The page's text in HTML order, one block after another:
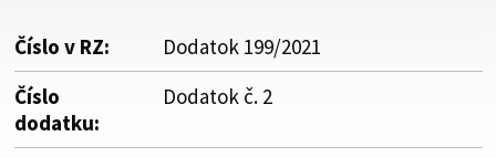
Číslo v RZ:
Dodatok 199/2021
Číslo
dodatku:
Dodatok č. 2